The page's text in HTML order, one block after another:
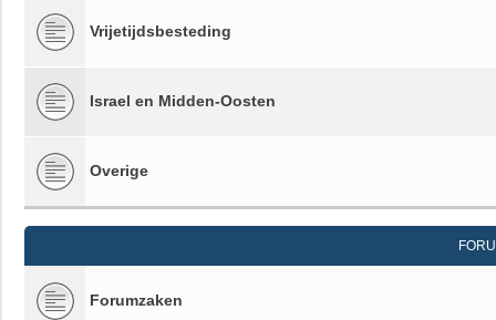
Vrijetijdsbesteding
Israel en Midden-Oosten
Overige
Forumzaken